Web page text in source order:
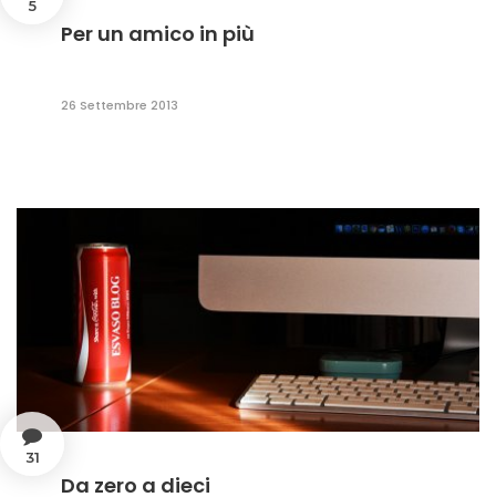
5
Per un amico in più
26 Settembre 2013
31
Da zero a dieci